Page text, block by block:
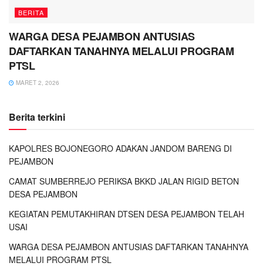
BERITA
WARGA DESA PEJAMBON ANTUSIAS
DAFTARKAN TANAHNYA MELALUI PROGRAM
PTSL
MARET 2, 2026
Berita terkini
KAPOLRES BOJONEGORO ADAKAN JANDOM BARENG DI
PEJAMBON
CAMAT SUMBERREJO PERIKSA BKKD JALAN RIGID BETON
DESA PEJAMBON
KEGIATAN PEMUTAKHIRAN DTSEN DESA PEJAMBON TELAH
USAI
WARGA DESA PEJAMBON ANTUSIAS DAFTARKAN TANAHNYA
MELALUI PROGRAM PTSL